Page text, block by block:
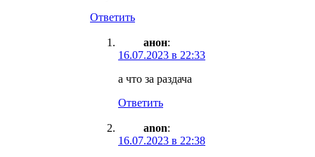
Ответить
анон:
16.07.2023 в 22:33
а что за раздача
Ответить
anon:
16.07.2023 в 22:38